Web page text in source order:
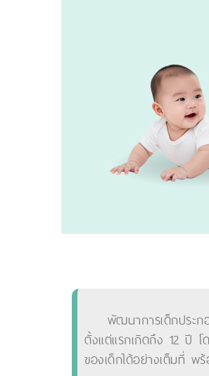
พัฒนาการเด็กประ
ตั้งแต่แรกเกิดถึง 12 ปี โ
ของเด็กได้อย่างเต็มที่ พ